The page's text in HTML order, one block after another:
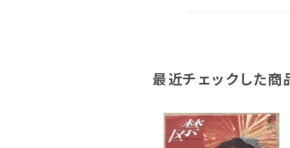
最近チェックした商